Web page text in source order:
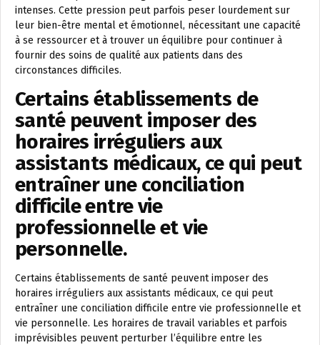
intenses. Cette pression peut parfois peser lourdement sur
leur bien-être mental et émotionnel, nécessitant une capacité
à se ressourcer et à trouver un équilibre pour continuer à
fournir des soins de qualité aux patients dans des
circonstances difficiles.
Certains établissements de
santé peuvent imposer des
horaires irréguliers aux
assistants médicaux, ce qui peut
entraîner une conciliation
difficile entre vie
professionnelle et vie
personnelle.
Certains établissements de santé peuvent imposer des
horaires irréguliers aux assistants médicaux, ce qui peut
entraîner une conciliation difficile entre vie professionnelle et
vie personnelle. Les horaires de travail variables et parfois
imprévisibles peuvent perturber l’équilibre entre les